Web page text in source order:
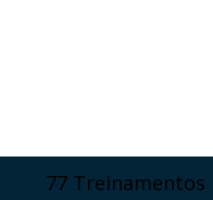
77 Treinamentos